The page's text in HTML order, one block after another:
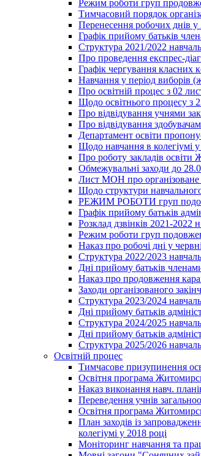
Режим роботи груп
Тимчасовий порядок
Перенесення робочих днів у
Графік прийому батьків
Структура 2021/2022
Про проведення експрес-
Графік чергування класних
Навчання у період виборів
Про освітній процес з 02
Щодо освітнього процесу з
Про відвідування учнями
Про відвідування
Департамент освіти
Щодо навчання в колегіумі у
Про роботу закладів освіти
Обмежувальні заходи до
Лист МОН про організоване
Щодо структури
РЕЖИМ РОБОТИ груп
Графік прийому батьків
Розклад дзвінків 2021-2022
Режим роботи груп
Наказ про робочі дні у
Структура 2022/2023
Дні прийому батьків
Наказ про продовження
Заходи організованого
Структура 2023/2024
Дні прийому батьків
Структура 2024/2025
Дні прийому батьків
Структура 2025/2026
Освітній процес
Тимчасове призупинення
Освітня програма
Наказ виконання навч.
Переведення учнів
Освітня програма
План заходів із
колегіумі у 2018 році
Моніторинг навчання та